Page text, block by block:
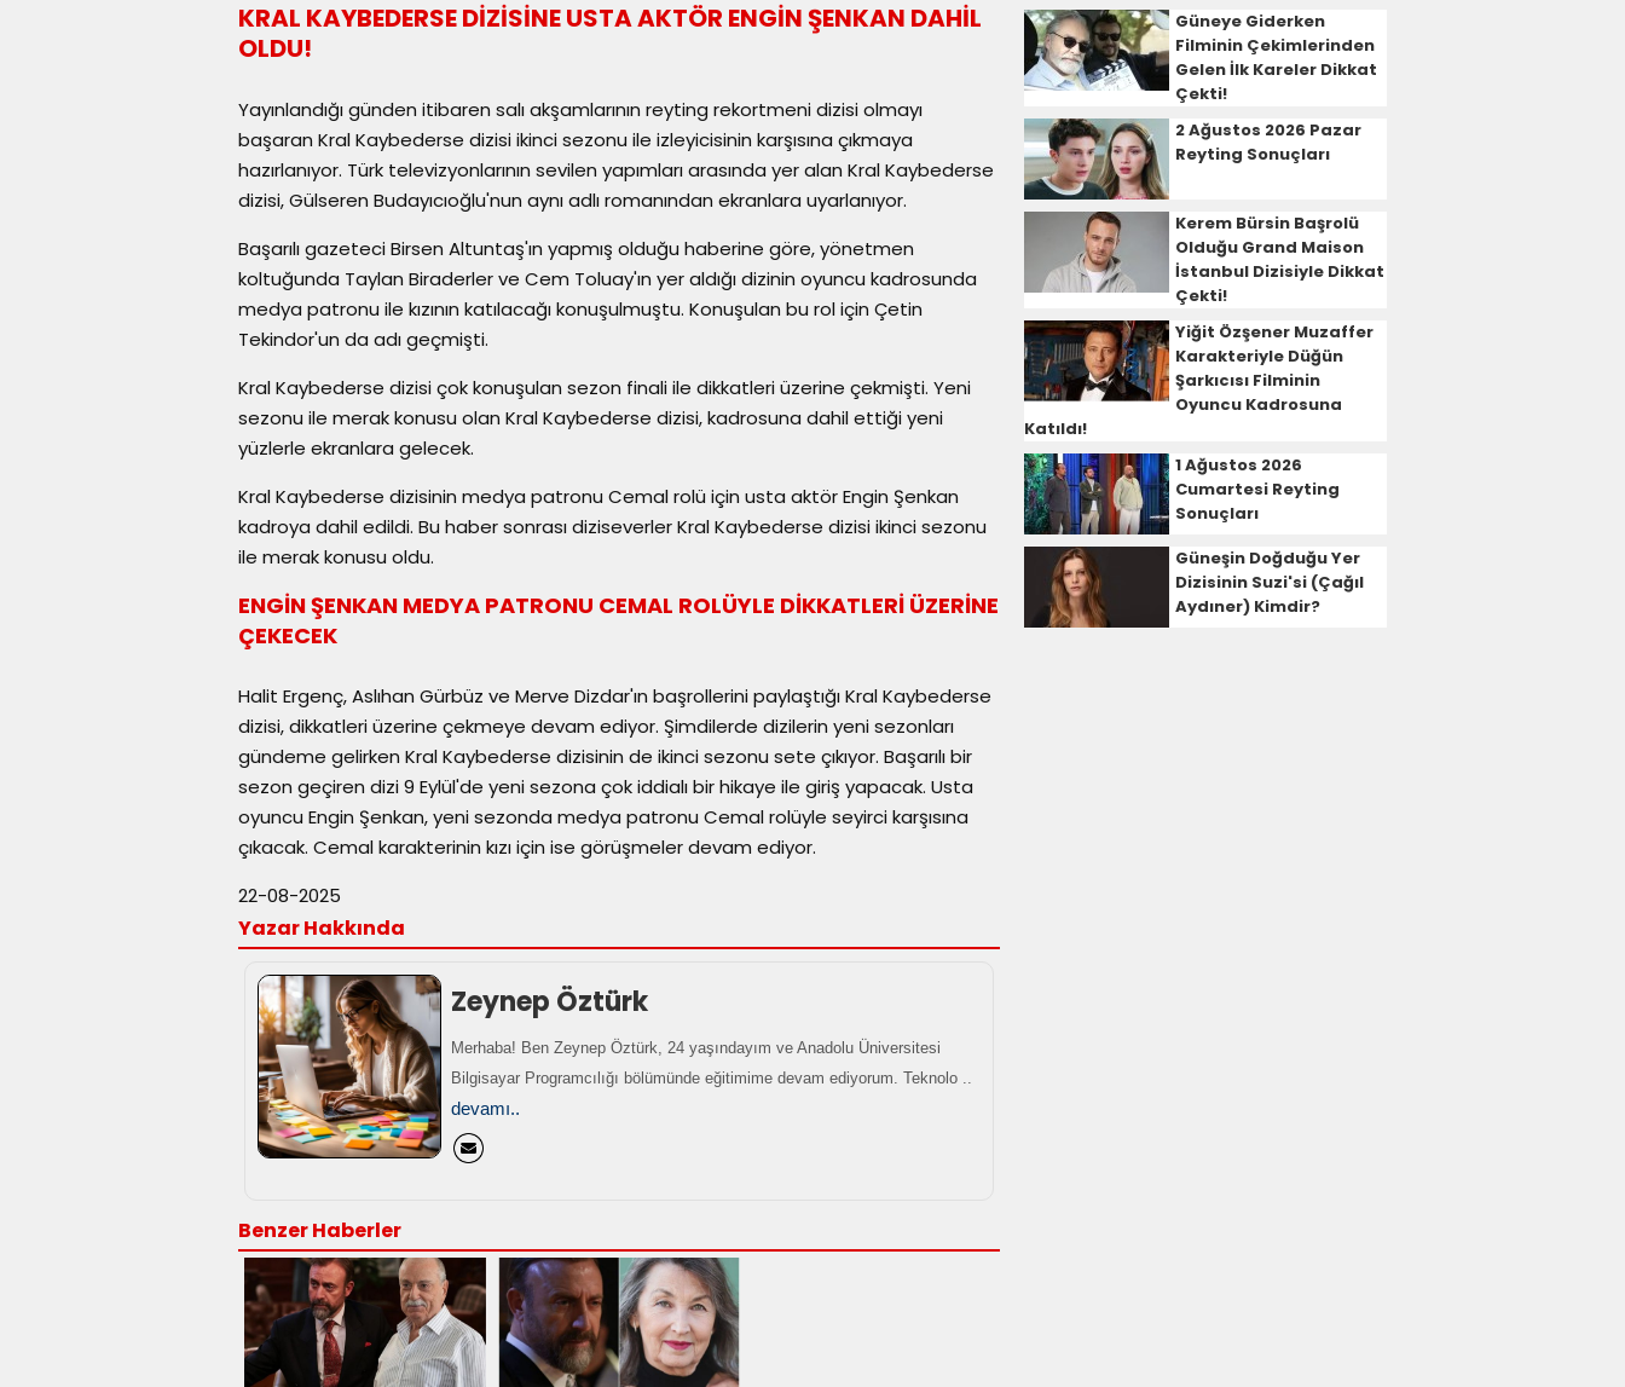
KRAL KAYBEDERSE DİZİSİNE USTA AKTÖR ENGİN ŞENKAN DAHİL
OLDU!
Yayınlandığı günden itibaren salı akşamlarının reyting rekortmeni dizisi olmayı
başaran Kral Kaybederse dizisi ikinci sezonu ile izleyicisinin karşısına çıkmaya
hazırlanıyor. Türk televizyonlarının sevilen yapımları arasında yer alan Kral Kaybederse
dizisi, Gülseren Budayıcıoğlu'nun aynı adlı romanından ekranlara uyarlanıyor.
Başarılı gazeteci Birsen Altuntaş'ın yapmış olduğu haberine göre, yönetmen
koltuğunda Taylan Biraderler ve Cem Toluay'ın yer aldığı dizinin oyuncu kadrosunda
medya patronu ile kızının katılacağı konuşulmuştu. Konuşulan bu rol için Çetin
Tekindor'un da adı geçmişti.
Kral Kaybederse dizisi çok konuşulan sezon finali ile dikkatleri üzerine çekmişti. Yeni
sezonu ile merak konusu olan Kral Kaybederse dizisi, kadrosuna dahil ettiği yeni
yüzlerle ekranlara gelecek.
Kral Kaybederse dizisinin medya patronu Cemal rolü için usta aktör Engin Şenkan
kadroya dahil edildi. Bu haber sonrası diziseverler Kral Kaybederse dizisi ikinci sezonu
ile merak konusu oldu.
ENGİN ŞENKAN MEDYA PATRONU CEMAL ROLÜYLE DİKKATLERİ ÜZERİNE
ÇEKECEK
Halit Ergenç, Aslıhan Gürbüz ve Merve Dizdar'ın başrollerini paylaştığı Kral Kaybederse
dizisi, dikkatleri üzerine çekmeye devam ediyor. Şimdilerde dizilerin yeni sezonları
gündeme gelirken Kral Kaybederse dizisinin de ikinci sezonu sete çıkıyor. Başarılı bir
sezon geçiren dizi 9 Eylül'de yeni sezona çok iddialı bir hikaye ile giriş yapacak. Usta
oyuncu Engin Şenkan, yeni sezonda medya patronu Cemal rolüyle seyirci karşısına
çıkacak. Cemal karakterinin kızı için ise görüşmeler devam ediyor.
22-08-2025
Yazar Hakkında
Zeynep Öztürk
Merhaba! Ben Zeynep Öztürk, 24 yaşındayım ve Anadolu Üniversitesi
Bilgisayar Programcılığı bölümünde eğitimime devam ediyorum. Teknolo ..
devamı..
Benzer Haberler
Güneye Giderken
Filminin Çekimlerinden
Gelen İlk Kareler Dikkat
Çekti!
2 Ağustos 2026 Pazar
Reyting Sonuçları
Kerem Bürsin Başrolü
Olduğu Grand Maison
İstanbul Dizisiyle Dikkat
Çekti!
Yiğit Özşener Muzaffer
Karakteriyle Düğün
Şarkıcısı Filminin
Oyuncu Kadrosuna
Katıldı!
1 Ağustos 2026
Cumartesi Reyting
Sonuçları
Güneşin Doğduğu Yer
Dizisinin Suzi'si (Çağıl
Aydıner) Kimdir?